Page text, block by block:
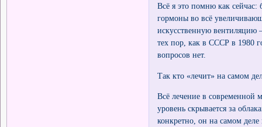
Всё я это помню как сейчас:
гормоны во всё
искусственную вентиляцию
тех пор, как в СССР в 1980
вопросов нет.
Так кто «лечит» на самом
Всё лечение в современной
уровень скрывается за
конкретно, он на самом деле